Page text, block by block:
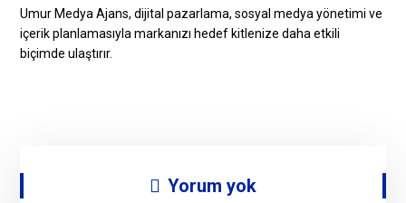
Umur Medya Ajans, dijital pazarlama, sosyal medya yönetimi ve
içerik planlamasıyla markanızı hedef kitlenize daha etkili
biçimde ulaştırır.
Yorum yok